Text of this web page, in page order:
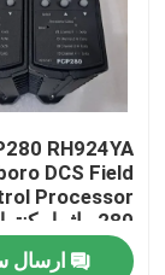
درباره ما
تور کارخانه
کنترل کیفیت
با ما تماس
RH924YA
DCS Field
Processor
280 ماژول
نصب شده در
ارسال